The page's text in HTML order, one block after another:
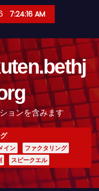
7:24:16 AM
ョンを含みます
イン
ファクタリング
スピークエル